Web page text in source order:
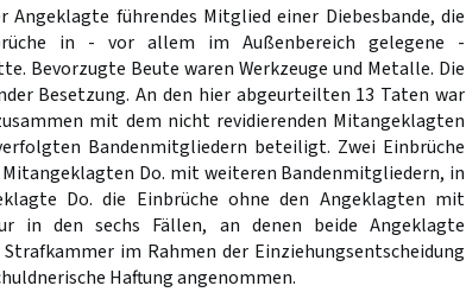
Angeklagte führendes Mitglied einer Diebesbande, die
in - vor allem im Außenbereich gelegene -
Bevorzugte Beute waren Werkzeuge und Metalle. Die
Besetzung. An den hier abgeurteilten 13 Taten war
mit dem nicht revidierenden Mitangeklagten
Bandenmitgliedern beteiligt. Zwei Einbrüche
Do. mit weiteren Bandenmitgliedern, in
Do. die Einbrüche ohne den Angeklagten mit
in den sechs Fällen, an denen beide Angeklagte
im Rahmen der Einziehungsentscheidung
Haftung angenommen.